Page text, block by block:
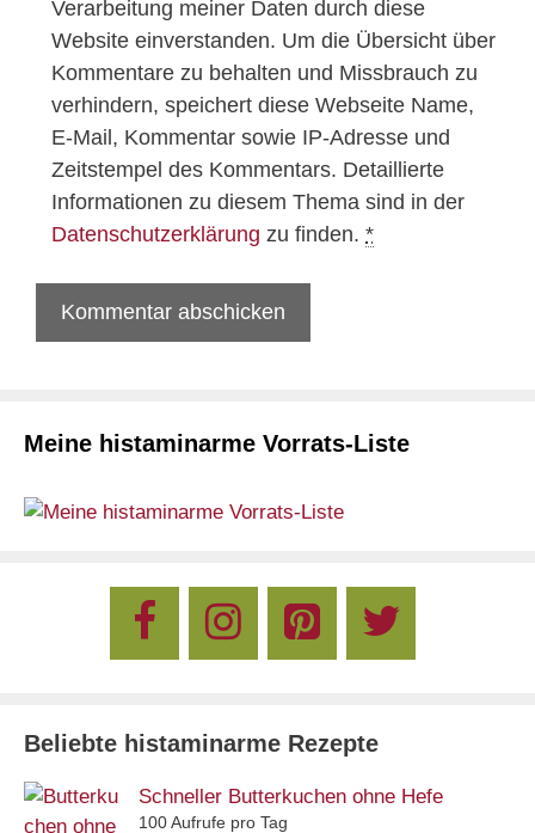
Verarbeitung meiner Daten durch diese
Website einverstanden. Um die Übersicht über
Kommentare zu behalten und Missbrauch zu
verhindern, speichert diese Webseite Name,
E-Mail, Kommentar sowie IP-Adresse und
Zeitstempel des Kommentars. Detaillierte
Informationen zu diesem Thema sind in der
Datenschutzerklärung zu finden. *
Meine histaminarme Vorrats-Liste
Beliebte histaminarme Rezepte
Schneller Butterkuchen ohne Hefe
100 Aufrufe pro Tag